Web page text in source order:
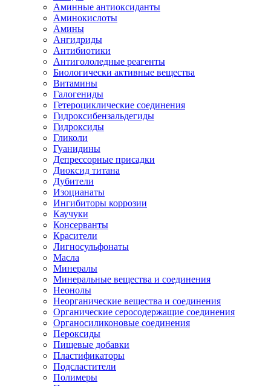
Аминные антиоксиданты
Аминокислоты
Амины
Ангидриды
Антибиотики
Антигололедные реагенты
Биологически активные вещества
Витамины
Галогениды
Гетероциклические соединения
Гидроксибензальдегиды
Гидроксиды
Гликоли
Гуанидины
Депрессорные присадки
Диоксид титана
Дубители
Изоцианаты
Ингибиторы коррозии
Каучуки
Консерванты
Красители
Лигносульфонаты
Масла
Минералы
Минеральные вещества и соединения
Неонолы
Неорганические вещества и соединения
Органические серосодержащие соединения
Органосиликоновые соединения
Пероксиды
Пищевые добавки
Пластификаторы
Подсластители
Полимеры